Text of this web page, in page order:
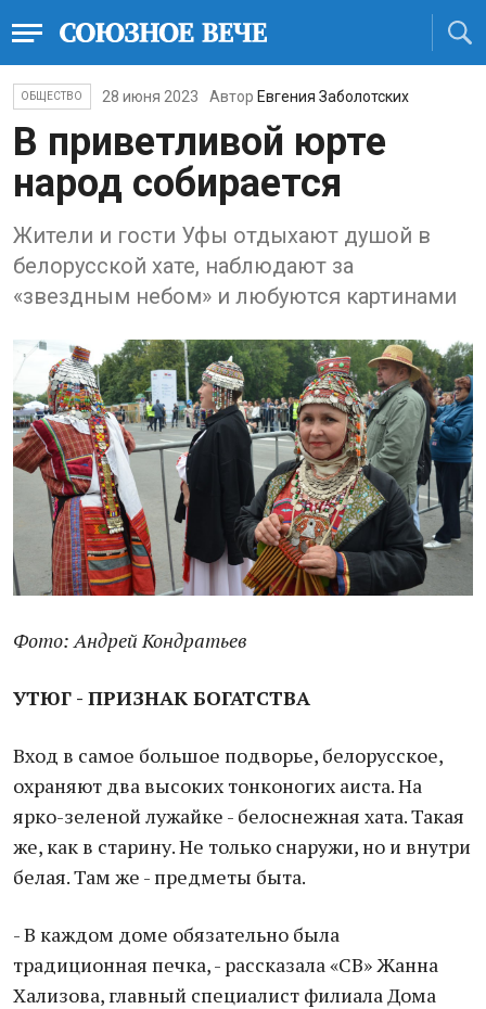
ОБЩЕСТВО 28 июня 2023 Автор Евгения Заболотских
В приветливой юрте
народ собирается
Жители и гости Уфы отдыхают душой в
белорусской хате, наблюдают за
«звездным небом» и любуются картинами
Фото: Андрей Кондратьев
УТЮГ - ПРИЗНАК БОГАТСТВА
Вход в самое большое подворье, белорусское,
охраняют два высоких тонконогих аиста. На
ярко-зеленой лужайке - белоснежная хата. Такая
же, как в старину. Не только снаружи, но и внутри
белая. Там же - предметы быта.
- В каждом доме обязательно была
традиционная печка, - рассказала «СВ» Жанна
Хализова, главный специалист филиала Дома